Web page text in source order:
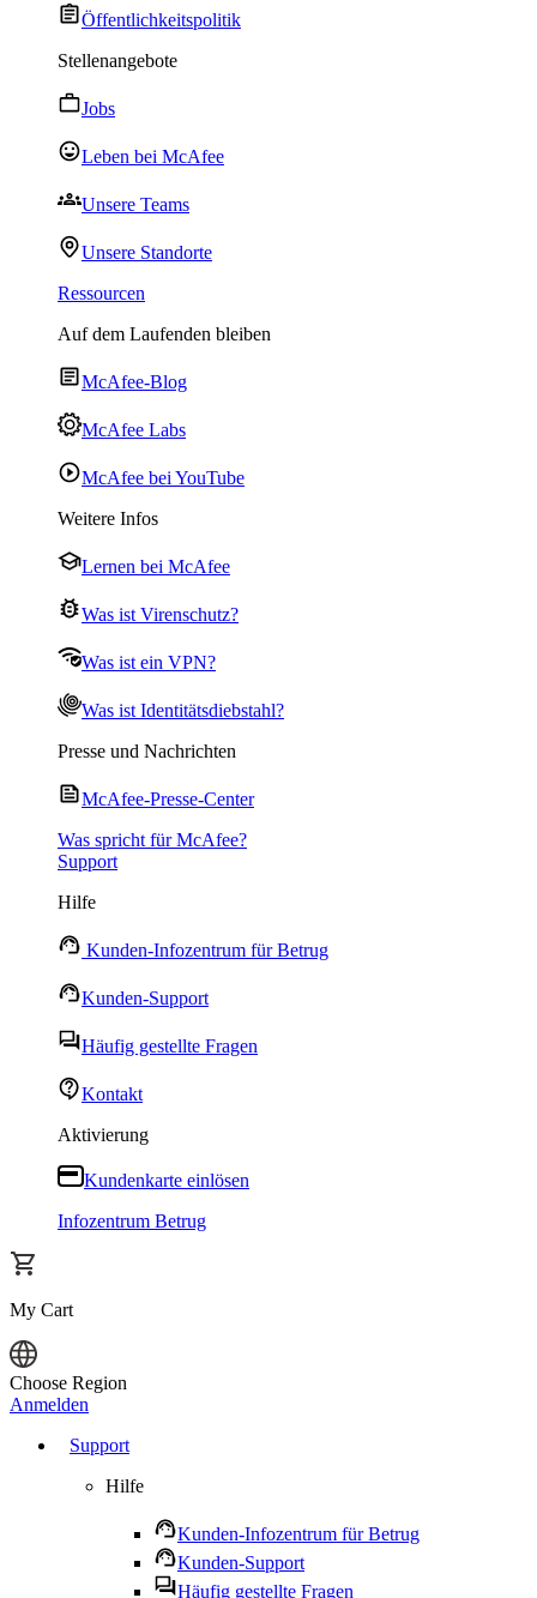
Öffentlichkeitspolitik
Stellenangebote
Jobs
Leben bei McAfee
Unsere Teams
Unsere Standorte
Ressourcen
Auf dem Laufenden bleiben
McAfee-Blog
McAfee Labs
McAfee bei YouTube
Weitere Infos
Lernen bei McAfee
Was ist Virenschutz?
Was ist ein VPN?
Was ist Identitätsdiebstahl?
Presse und Nachrichten
McAfee-Presse-Center
Was spricht für McAfee?
Support
Hilfe
Kunden-Infozentrum für Betrug
Kunden-Support
Häufig gestellte Fragen
Kontakt
Aktivierung
Kundenkarte einlösen
Infozentrum Betrug
My Cart
Choose Region
Anmelden
Support
Hilfe
Kunden-Infozentrum für Betrug
Kunden-Support
Häufig gestellte Fragen